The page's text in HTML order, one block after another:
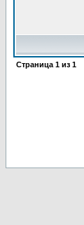
Страница 1 из 1